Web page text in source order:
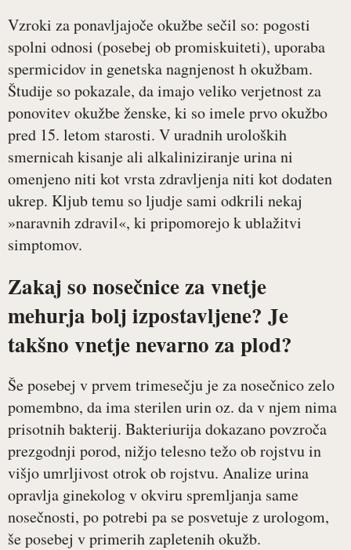
Vzroki za ponavljajoče okužbe sečil so: pogosti
spolni odnosi (posebej ob promiskuiteti), uporaba
spermicidov in genetska nagnjenost h okužbam.
Študije so pokazale, da imajo veliko verjetnost za
ponovitev okužbe ženske, ki so imele prvo okužbo
pred 15. letom starosti. V uradnih uroloških
smernicah kisanje ali alkaliniziranje urina ni
omenjeno niti kot vrsta zdravljenja niti kot dodaten
ukrep. Kljub temu so ljudje sami odkrili nekaj
»naravnih zdravil«, ki pripomorejo k ublažitvi
simptomov.
Zakaj so nosečnice za vnetje
mehurja bolj izpostavljene? Je
takšno vnetje nevarno za plod?
Še posebej v prvem trimesečju je za nosečnico zelo
pomembno, da ima sterilen urin oz. da v njem nima
prisotnih bakterij. Bakteriurija dokazano povzroča
prezgodnji porod, nižjo telesno težo ob rojstvu in
višjo umrljivost otrok ob rojstvu. Analize urina
opravlja ginekolog v okviru spremljanja same
nosečnosti, po potrebi pa se posvetuje z urologom,
še posebej v primerih zapletenih okužb.